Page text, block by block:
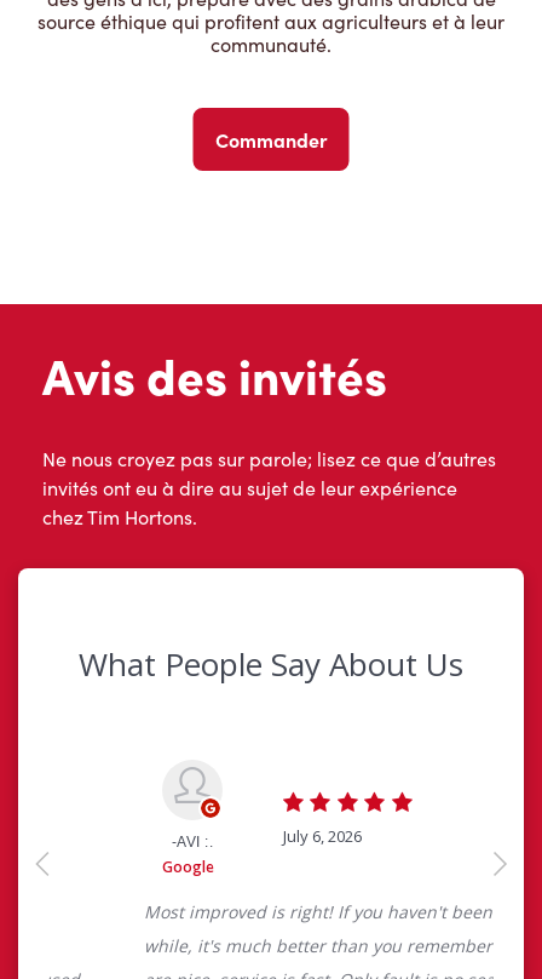
source éthique qui profitent aux agriculteurs et à leur
communauté.
Commander
Avis des invités
Ne nous croyez pas sur parole; lisez ce que d’autres
invités ont eu à dire au sujet de leur expérience
chez Tim Hortons.